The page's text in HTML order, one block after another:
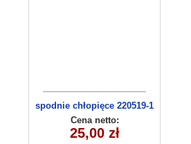
spodnie chłopięce 220519-1
(1-6) 5szt
Cena netto:
25,00 zł